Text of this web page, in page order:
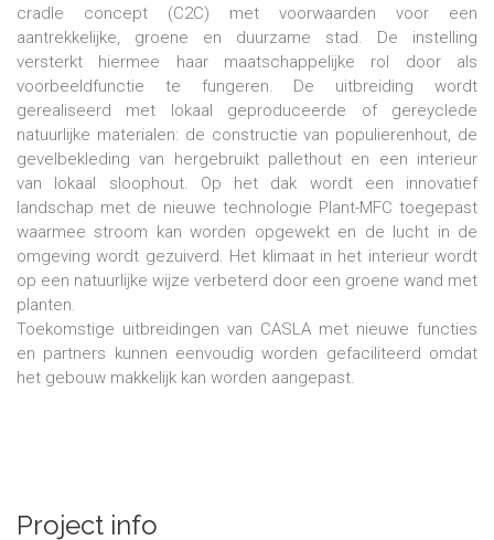
cradle concept (C2C) met voorwaarden voor een
aantrekkelijke, groene en duurzame stad. De instelling
versterkt hiermee haar maatschappelijke rol door als
voorbeeldfunctie te fungeren. De uitbreiding wordt
gerealiseerd met lokaal geproduceerde of gereyclede
natuurlijke materialen: de constructie van populierenhout, de
gevelbekleding van hergebruikt pallethout en een interieur
van lokaal sloophout. Op het dak wordt een innovatief
landschap met de nieuwe technologie Plant-MFC toegepast
waarmee stroom kan worden opgewekt en de lucht in de
omgeving wordt gezuiverd. Het klimaat in het interieur wordt
op een natuurlijke wijze verbeterd door een groene wand met
planten.
Toekomstige uitbreidingen van CASLA met nieuwe functies
en partners kunnen eenvoudig worden gefaciliteerd omdat
het gebouw makkelijk kan worden aangepast.
Project info